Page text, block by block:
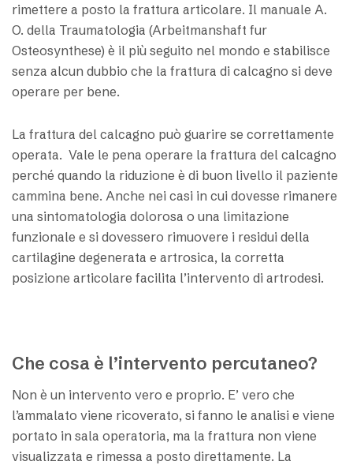
rimettere a posto la frattura articolare. Il manuale A.
O. della Traumatologia (Arbeitmanshaft fur
Osteosynthese) è il più seguito nel mondo e stabilisce
senza alcun dubbio che la frattura di calcagno si deve
operare per bene.
La frattura del calcagno può guarire se correttamente
operata. Vale le pena operare la frattura del calcagno
perché quando la riduzione è di buon livello il paziente
cammina bene. Anche nei casi in cui dovesse rimanere
una sintomatologia dolorosa o una limitazione
funzionale e si dovessero rimuovere i residui della
cartilagine degenerata e artrosica, la corretta
posizione articolare facilita l’intervento di artrodesi.
Che cosa è l’intervento percutaneo?
Non è un intervento vero e proprio. E’ vero che
l’ammalato viene ricoverato, si fanno le analisi e viene
portato in sala operatoria, ma la frattura non viene
visualizzata e rimessa a posto direttamente. La